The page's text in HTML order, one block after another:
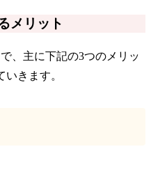
メリット
、主に下記の3つのメリッ
いきます。